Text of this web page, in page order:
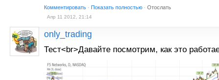
Комментировать · Показать полностью · Отослать
Апр 11 2012, 21:14
only_trading
Тест<br>Давайте посмотрим, как это